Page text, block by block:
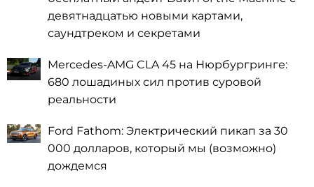
девятнадцатью новыми картами,
саундтреком и секретами
Mercedes-AMG CLA 45 на Нюрбургринге:
680 лошадиных сил против суровой
реальности
Ford Fathom: Электрический пикап за 30
000 долларов, который мы (возможно)
дождемся